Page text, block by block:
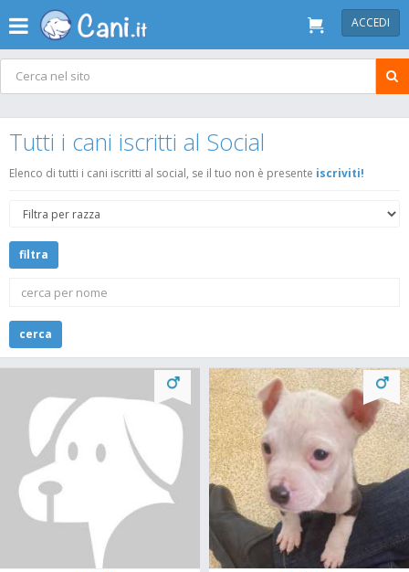
ACCEDI
Tutti i cani iscritti al Social
Elenco di tutti i cani iscritti al social, se il tuo non è presente iscriviti!
filtra
cerca